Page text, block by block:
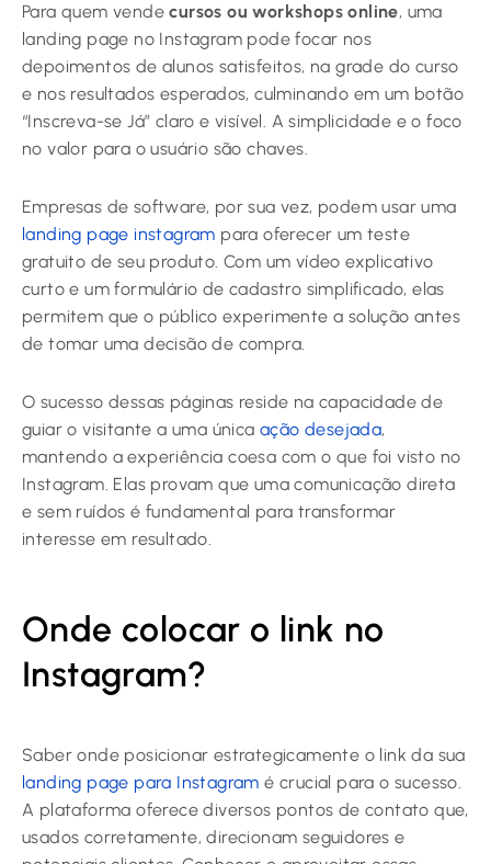
Para quem vendecursos ou workshops online, uma
landing page no Instagram pode focar nos
depoimentos de alunos satisfeitos, na grade do curso
e nos resultados esperados, culminando em um botão
“Inscreva-se Já” claro e visível. A simplicidade e o foco
no valor para o usuário são chaves.
Empresas de software, por sua vez, podem usar uma
landing page instagram para oferecer um teste
gratuito de seu produto. Com um vídeo explicativo
curto e um formulário de cadastro simplificado, elas
permitem que o público experimente a solução antes
de tomar uma decisão de compra.
O sucesso dessas páginas reside na capacidade de
guiar o visitante a uma única ação desejada,
mantendo a experiência coesa com o que foi visto no
Instagram. Elas provam que uma comunicação direta
e sem ruídos é fundamental para transformar
interesse em resultado.
Onde colocar o link no
Instagram?
Saber onde posicionar estrategicamente o link da sua
landing page para Instagram é crucial para o sucesso.
A plataforma oferece diversos pontos de contato que,
usados corretamente, direcionam seguidores e